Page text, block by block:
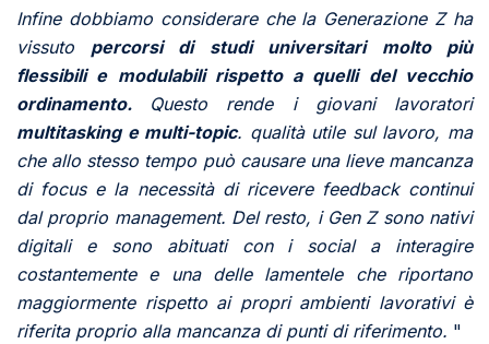
Infine dobbiamo considerare che la Generazione Z ha
vissuto percorsi di studi universitari molto più
flessibili e modulabili rispetto a quelli del vecchio
ordinamento. Questo rende i giovani lavoratori
multitasking e multi-topic. qualità utile sul lavoro, ma
che allo stesso tempo può causare una lieve mancanza
di focus e la necessità di ricevere feedback continui
dal proprio management. Del resto, i Gen Z sono nativi
digitali e sono abituati con i social a interagire
costantemente e una delle lamentele che riportano
maggiormente rispetto ai propri ambienti lavorativi è
riferita proprio alla mancanza di punti di riferimento. "